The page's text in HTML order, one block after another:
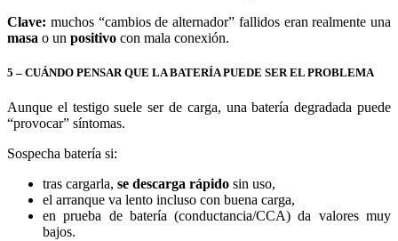
Clave: muchos “cambios de alternador” fallidos eran realmente una
masa o un positivo con mala conexión.
5 – CUÁNDO PENSAR QUE LA BATERÍA PUEDE SER EL PROBLEMA
Aunque el testigo suele ser de carga, una batería degradada puede
“provocar” síntomas.
Sospecha batería si:
tras cargarla, se descarga rápido sin uso,
el arranque va lento incluso con buena carga,
en prueba de batería (conductancia/CCA) da valores muy
bajos.